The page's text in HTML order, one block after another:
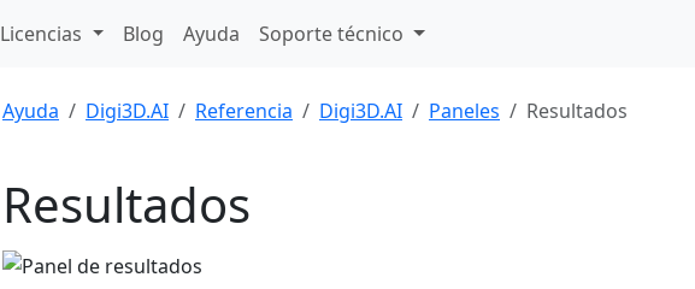
Licencias Blog Ayuda Soporte técnico
Ayuda Digi3D.AI Referencia Digi3D.AI Paneles Resultados
Resultados